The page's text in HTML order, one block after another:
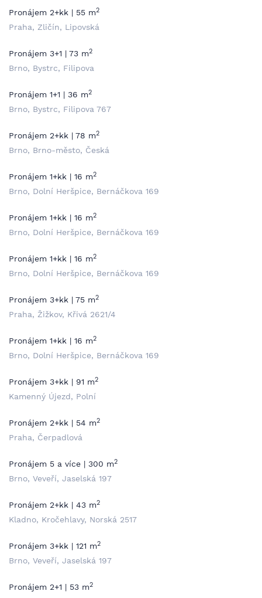
Pronájem 2+kk | 55 m2
Praha, Zličín, Lipovská
Pronájem 3+1 | 73 m2
Brno, Bystrc, Filipova
Pronájem 1+1 | 36 m2
Brno, Bystrc, Filipova 767
Pronájem 2+kk | 78 m2
Brno, Brno-město, Česká
Pronájem 1+kk | 16 m2
Brno, Dolní Heršpice, Bernáčkova 169
Pronájem 1+kk | 16 m2
Brno, Dolní Heršpice, Bernáčkova 169
Pronájem 1+kk | 16 m2
Brno, Dolní Heršpice, Bernáčkova 169
Pronájem 3+kk | 75 m2
Praha, Žižkov, Křivá 2621/4
Pronájem 1+kk | 16 m2
Brno, Dolní Heršpice, Bernáčkova 169
Pronájem 3+kk | 91 m2
Kamenný Újezd, Polní
Pronájem 2+kk | 54 m2
Praha, Čerpadlová
Pronájem 5 a více | 300 m2
Brno, Veveří, Jaselská 197
Pronájem 2+kk | 43 m2
Kladno, Kročehlavy, Norská 2517
Pronájem 3+kk | 121 m2
Brno, Veveří, Jaselská 197
Pronájem 2+1 | 53 m2